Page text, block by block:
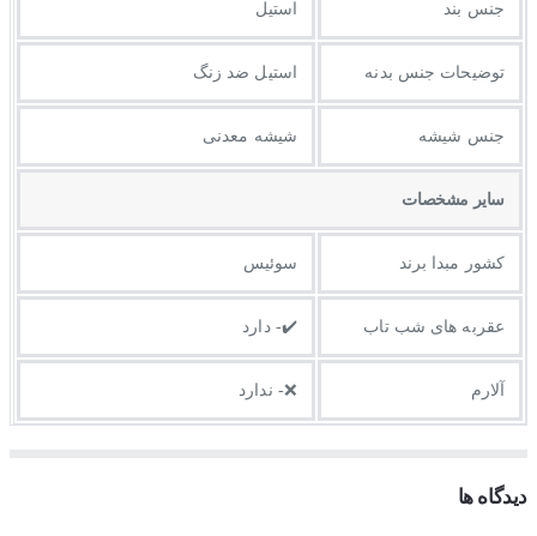
جنس بند استیل
توضيحات جنس بدنه استیل ضد زنگ
جنس شیشه شیشه معدنی
ساير مشخصات
کشور مبدا برند سوئیس
عقربه های شب تاب ✔️- دارد
آلارم ❌- ندارد
دیدگاه ها